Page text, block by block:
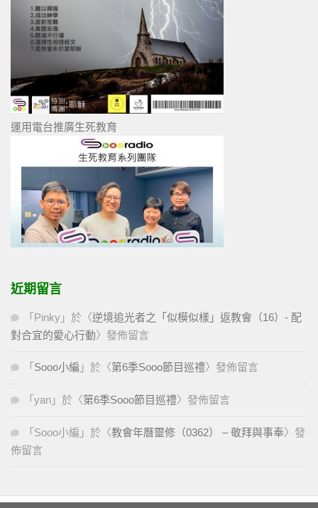
運用電台推廣生死教育
近期留言
「 Pinky 」於〈逆境追光者之「似模似樣」返教會（16）- 配
對合宜的愛心行動〉發佈留言
「 Sooo小編 」於〈第6季Sooo節目巡禮〉發佈留言
「 yan 」於〈第6季Sooo節目巡禮〉發佈留言
「 Sooo小編 」於〈教會年曆靈修（0362） – 敬拜與事奉〉發
佈留言